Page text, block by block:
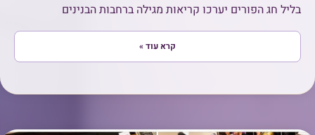
בליל חג הפורים יערכו קריאות מגילה ברחבות הבנינים
קרא עוד »